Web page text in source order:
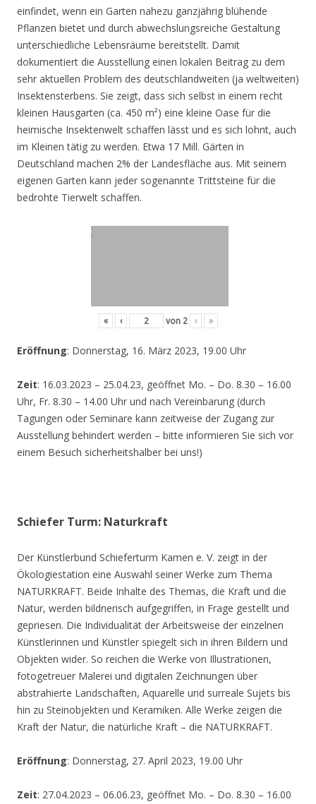
einfindet, wenn ein Garten nahezu ganzjährig blühende
Pflanzen bietet und durch abwechslungsreiche Gestaltung
unterschiedliche Lebensräume bereitstellt. Damit
dokumentiert die Ausstellung einen lokalen Beitrag zu dem
sehr aktuellen Problem des deutschlandweiten (ja weltweiten)
Insektensterbens. Sie zeigt, dass sich selbst in einem recht
kleinen Hausgarten (ca. 450 m²) eine kleine Oase für die
heimische Insektenwelt schaffen lässt und es sich lohnt, auch
im Kleinen tätig zu werden. Etwa 17 Mill. Gärten in
Deutschland machen 2% der Landesfläche aus. Mit seinem
eigenen Garten kann jeder sogenannte Trittsteine für die
bedrohte Tierwelt schaffen.
« ‹ von 2 › »
Eröffnung: Donnerstag, 16. März 2023, 19.00 Uhr
Zeit: 16.03.2023 – 25.04.23, geöffnet Mo. – Do. 8.30 – 16.00
Uhr, Fr. 8.30 – 14.00 Uhr und nach Vereinbarung (durch
Tagungen oder Seminare kann zeitweise der Zugang zur
Ausstellung behindert werden – bitte informieren Sie sich vor
einem Besuch sicherheitshalber bei uns!)
Schiefer Turm: Naturkraft
Der Künstlerbund Schieferturm Kamen e. V. zeigt in der
Ökologiestation eine Auswahl seiner Werke zum Thema
NATURKRAFT. Beide Inhalte des Themas, die Kraft und die
Natur, werden bildnerisch aufgegriffen, in Frage gestellt und
gepriesen. Die Individualität der Arbeitsweise der einzelnen
Künstlerinnen und Künstler spiegelt sich in ihren Bildern und
Objekten wider. So reichen die Werke von Illustrationen,
fotogetreuer Malerei und digitalen Zeichnungen über
abstrahierte Landschaften, Aquarelle und surreale Sujets bis
hin zu Steinobjekten und Keramiken. Alle Werke zeigen die
Kraft der Natur, die natürliche Kraft – die NATURKRAFT.
Eröffnung: Donnerstag, 27. April 2023, 19.00 Uhr
Zeit: 27.04.2023 – 06.06.23, geöffnet Mo. – Do. 8.30 – 16.00